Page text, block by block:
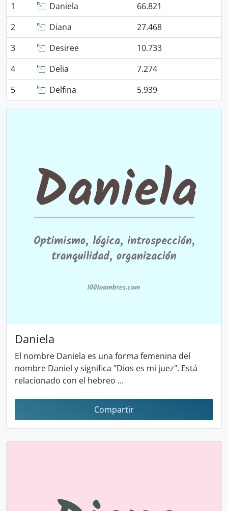
Daniela
El nombre Daniela es una forma femenina del
nombre Daniel y significa "Dios es mi juez". Está
relacionado con el hebreo ...
Compartir
1
Daniela
66.821
2
Diana
27.468
3
Desiree
10.733
4
Delia
7.274
5
Delfina 5.939